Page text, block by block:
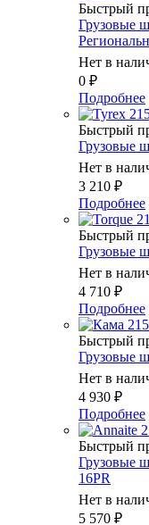
Быстрый
Грузовые
Нет в
0 ₽
Подробнее
Быстрый
Грузовые
Нет в
3 210 ₽
Подробнее
Быстрый
Грузовые
Нет в
4 710 ₽
Подробнее
Быстрый
Грузовые
Нет в
4 930 ₽
Подробнее
Быстрый
Грузовые
16PR
Нет в
5 570 ₽